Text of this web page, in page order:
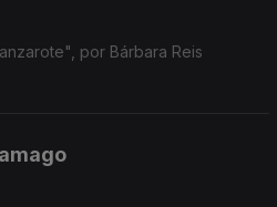
por Bárbara Reis